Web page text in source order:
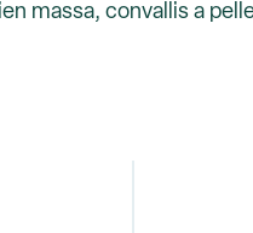
massa, convallis a